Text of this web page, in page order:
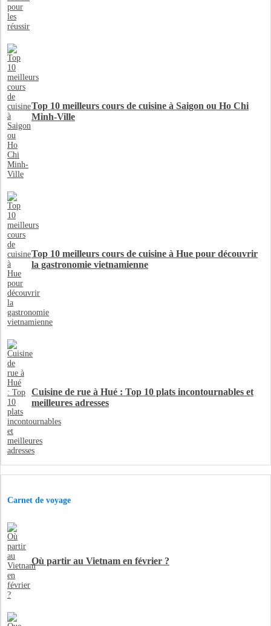
Top 10 meilleurs cours de cuisine à Saigon ou Ho Chi
Minh-Ville
Top 10 meilleurs cours de cuisine à Hue pour découvrir
la gastronomie vietnamienne
Cuisine de rue à Hué : Top 10 plats incontournables et
meilleures adresses
Carnet de voyage
Où partir au Vietnam en février ?